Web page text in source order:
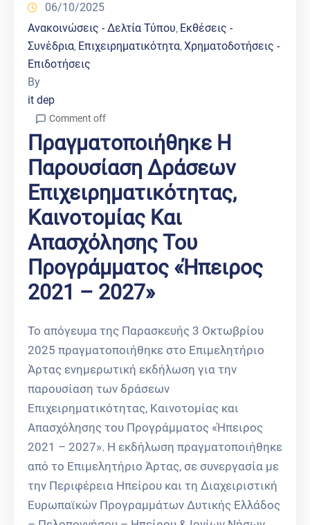
06/10/2025
Ανακοινώσεις - Δελτία Τύπου‚ Εκθέσεις -
Συνέδρια‚ Επιχειρηματικότητα‚ Χρηματοδοτήσεις -
Επιδοτήσεις
By
it dep
Comment off
Πραγματοποιήθηκε Η
Παρουσίαση Δράσεων
Επιχειρηματικότητας,
Καινοτομίας Και
Απασχόλησης Του
Προγράμματος «Ήπειρος
2021 – 2027»
Το απόγευμα της Παρασκευής 3 Οκτωβρίου
2025 πραγματοποιήθηκε στο Επιμελητήριο
Άρτας ενημερωτική εκδήλωση για την
παρουσίαση των δράσεων
Επιχειρηματικότητας, Καινοτομίας και
Απασχόλησης του Προγράμματος «Ήπειρος
2021 – 2027». Η εκδήλωση πραγματοποιήθηκε
από το Επιμελητήριο Άρτας, σε συνεργασία με
την Περιφέρεια Ηπείρου και τη Διαχειριστική
Ευρωπαϊκών Προγραμμάτων Δυτικής Ελλάδος